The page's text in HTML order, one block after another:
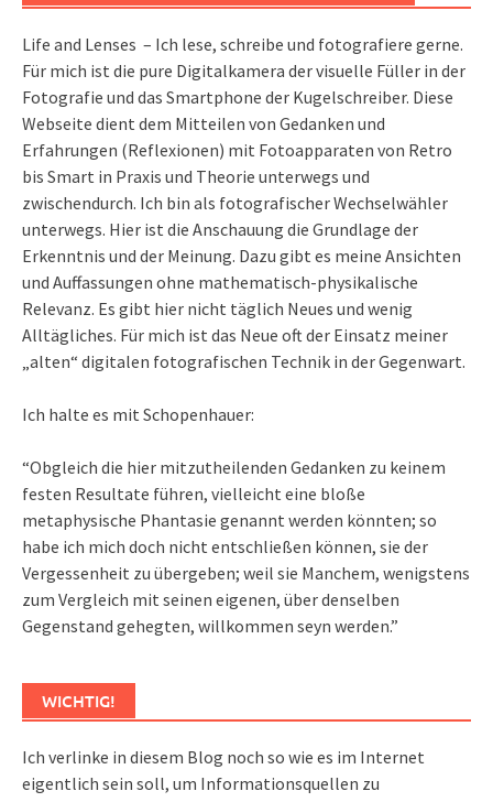
Life and Lenses – Ich lese, schreibe und fotografiere gerne.
Für mich ist die pure Digitalkamera der visuelle Füller in der
Fotografie und das Smartphone der Kugelschreiber. Diese
Webseite dient dem Mitteilen von Gedanken und
Erfahrungen (Reflexionen) mit Fotoapparaten von Retro
bis Smart in Praxis und Theorie unterwegs und
zwischendurch. Ich bin als fotografischer Wechselwähler
unterwegs. Hier ist die Anschauung die Grundlage der
Erkenntnis und der Meinung. Dazu gibt es meine Ansichten
und Auffassungen ohne mathematisch-physikalische
Relevanz. Es gibt hier nicht täglich Neues und wenig
Alltägliches. Für mich ist das Neue oft der Einsatz meiner
„alten“ digitalen fotografischen Technik in der Gegenwart.
Ich halte es mit Schopenhauer:
“Obgleich die hier mitzutheilenden Gedanken zu keinem
festen Resultate führen, vielleicht eine bloße
metaphysische Phantasie genannt werden könnten; so
habe ich mich doch nicht entschließen können, sie der
Vergessenheit zu übergeben; weil sie Manchem, wenigstens
zum Vergleich mit seinen eigenen, über denselben
Gegenstand gehegten, willkommen seyn werden.”
WICHTIG!
Ich verlinke in diesem Blog noch so wie es im Internet
eigentlich sein soll, um Informationsquellen zu